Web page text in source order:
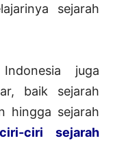
sejarah
juga
baik sejarah
hingga sejarah
ciri-ciri sejarah